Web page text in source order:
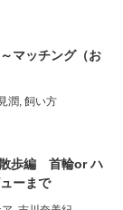
マッチング（お
潤, 飼い方
歩編 首輪or ハ
ーまで